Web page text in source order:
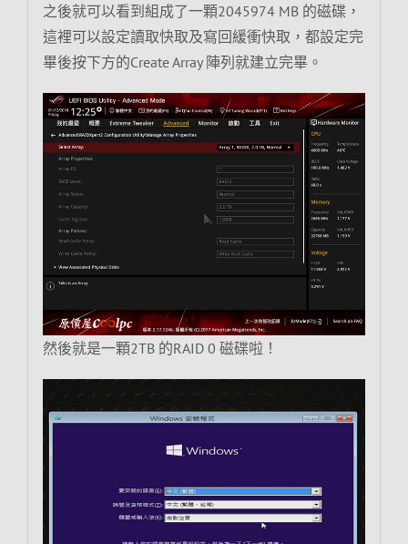
之後就可以看到組成了一顆2045974 MB 的磁碟，
這裡可以設定讀取快取及寫回緩衝快取，都設定完
畢後按下方的Create Array 陣列就建立完畢。
然後就是一顆2TB 的RAID 0 磁碟啦！